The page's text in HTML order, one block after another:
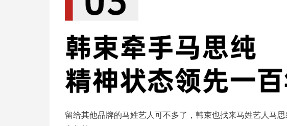
留给其他品牌的马姓艺人可不多了，韩束也找来马姓艺人马